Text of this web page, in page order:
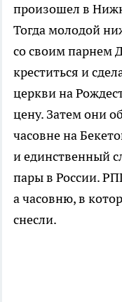
произошел в
Тогда молодой
со своим парнем
креститься и
церкви на
цену. Затем они
часовне на
и единственный
пары в России.
а часовню, в
снесли.